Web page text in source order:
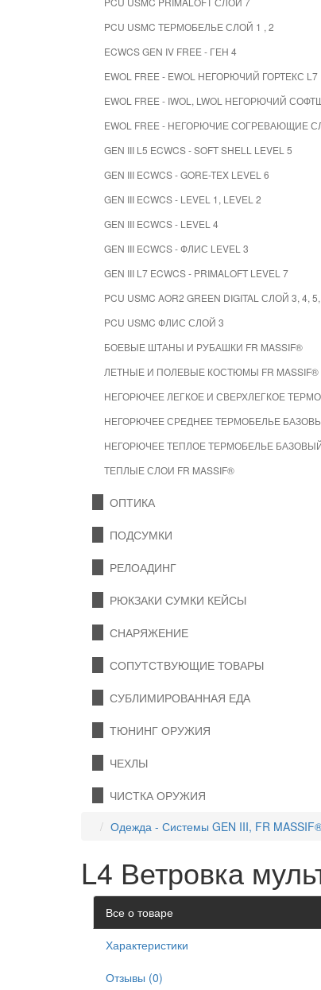
PCU USMC ТЕРМОБЕЛЬЕ СЛОЙ 1 , 2
ECWCS GEN IV FREE - ГЕН 4
EWOL FREE - EWOL НЕГОРЮЧИЙ ГОРТЕКС L7
EWOL FREE - IWOL, LWOL НЕГОРЮЧИЙ
EWOL FREE - НЕГОРЮЧИЕ СОГРЕВАЮЩИЕ
GEN III L5 ECWCS - SOFT SHELL LEVEL 5
GEN III ECWCS - GORE-TEX LEVEL 6
GEN III ECWCS - LEVEL 1, LEVEL 2
GEN III ECWCS - LEVEL 4
GEN III ECWCS - ФЛИС LEVEL 3
GEN III L7 ECWCS - PRIMALOFT LEVEL 7
PCU USMC AOR2 GREEN DIGITAL СЛОЙ 3, 4,
PCU USMC ФЛИС СЛОЙ 3
БОЕВЫЕ ШТАНЫ И РУБАШКИ FR MASSIF®
ЛЕТНЫЕ И ПОЛЕВЫЕ КОСТЮМЫ FR MASSIF®
НЕГОРЮЧЕЕ ЛЕГКОЕ И СВЕРХЛЕГКОЕ
НЕГОРЮЧЕЕ СРЕДНЕЕ ТЕРМОБЕЛЬЕ
НЕГОРЮЧЕЕ ТЕПЛОЕ ТЕРМОБЕЛЬЕ БАЗОВЫЙ
ТЕПЛЫЕ СЛОИ FR MASSIF®
ОПТИКА
ПОДСУМКИ
РЕЛОАДИНГ
РЮКЗАКИ СУМКИ КЕЙСЫ
СНАРЯЖЕНИЕ
СОПУТСТВУЮЩИЕ ТОВАРЫ
СУБЛИМИРОВАННАЯ ЕДА
ТЮНИНГ ОРУЖИЯ
ЧЕХЛЫ
ЧИСТКА ОРУЖИЯ
Одежда - Системы GEN III, FR
L4 Ветровка
Все о товаре
Характеристики
Отзывы (0)